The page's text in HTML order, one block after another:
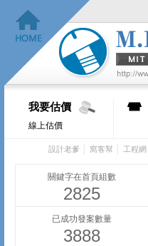
我要估價
線上估價
設計老爹 窩客幫 工程網
關鍵字在首頁組數
2825
已成功發案數量
3888